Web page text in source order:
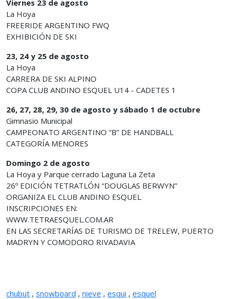
Viernes 23 de agosto
La Hoya
FREERIDE ARGENTINO FWQ
EXHIBICIÓN DE SKI
23, 24 y 25 de agosto
La Hoya
CARRERA DE SKI ALPINO
COPA CLUB ANDINO ESQUEL U14 - CADETES 1
26, 27, 28, 29, 30 de agosto y sábado 1 de octubre
Gimnasio Municipal
CAMPEONATO ARGENTINO “B” DE HANDBALL
CATEGORÍA MENORES
Domingo 2 de agosto
La Hoya y Parque cerrado Laguna La Zeta
26º EDICIÓN TETRATLÓN “DOUGLAS BERWYN”
ORGANIZA EL CLUB ANDINO ESQUEL
INSCRIPCIONES EN:
WWW.TETRAESQUEL.COM.AR
EN LAS SECRETARÍAS DE TURISMO DE TRELEW, PUERTO
MADRYN Y COMODORO RIVADAVIA
chubut , snowboard , nieve , esqui , esquel